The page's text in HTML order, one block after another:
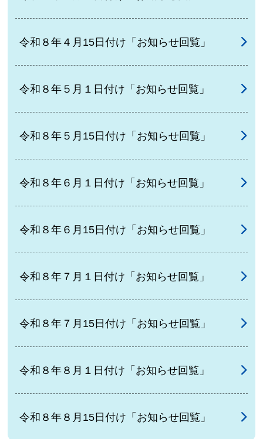
令和８年４月15日付け「お知らせ回覧」
令和８年５月１日付け「お知らせ回覧」
令和８年５月15日付け「お知らせ回覧」
令和８年６月１日付け「お知らせ回覧」
令和８年６月15日付け「お知らせ回覧」
令和８年７月１日付け「お知らせ回覧」
令和８年７月15日付け「お知らせ回覧」
令和８年８月１日付け「お知らせ回覧」
令和８年８月15日付け「お知らせ回覧」